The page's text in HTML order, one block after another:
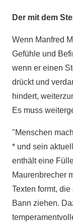
Der mit dem
Wenn Manfred
Gefühle und
wenn er einen
drückt und
hindert,
Es muss
"Menschen
* und sein
enthält eine
Maurenbrecher
Texten formt,
Bann ziehen.